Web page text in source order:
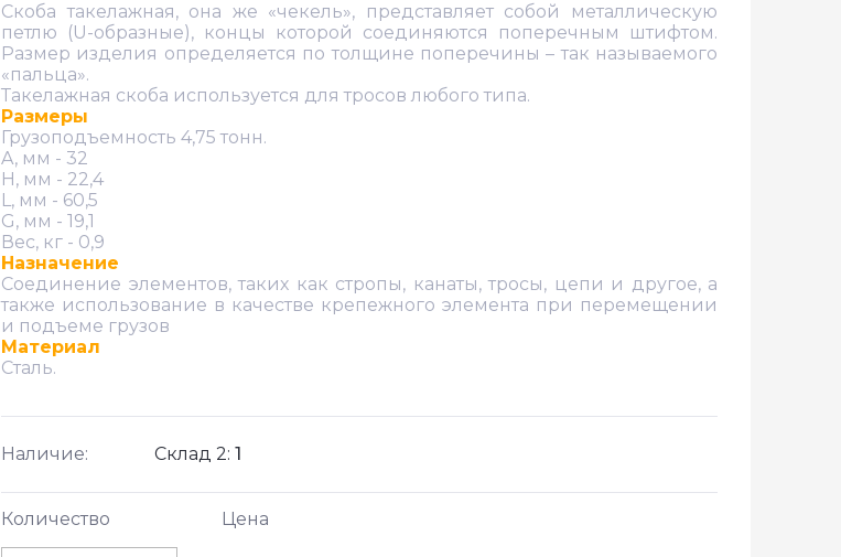
Скоба такелажная, она же «чекель», представляет собой металлическую
петлю (U-образные), концы которой соединяются поперечным штифтом.
Размер изделия определяется по толщине поперечины – так называемого
«пальца».
Такелажная скоба используется для тросов любого типа.
Размеры
Грузоподъемность 4,75 тонн.
A, мм - 32
H, мм - 22,4
L, мм - 60,5
G, мм - 19,1
Вес, кг - 0,9
Назначение
Соединение элементов, таких как стропы, канаты, тросы, цепи и другое, а
также использование в качестве крепежного элемента при перемещении
и подъеме грузов
Материал
Сталь.
Наличие: Склад 2: 1
Количество Цена